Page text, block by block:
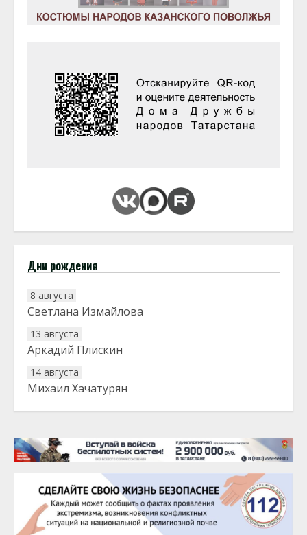
Дни рождения
8 августа
Светлана Измайлова
13 августа
Аркадий Плискин
14 августа
Михаил Хачатурян
20 августа
22 августа
Евгений Ефимов
25 августа
Сэсэгма Бубеева
28 августа